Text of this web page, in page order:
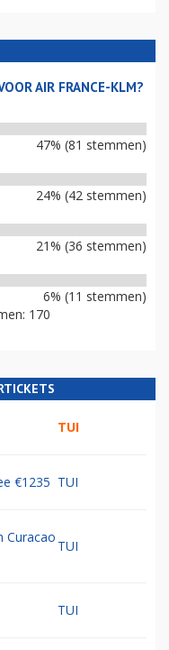
AIR FRANCE-KLM?
47% (81 stemmen)
24% (42 stemmen)
21% (36 stemmen)
6% (11 stemmen)
170
TUI
€1235 TUI
Curacao
TUI
TUI